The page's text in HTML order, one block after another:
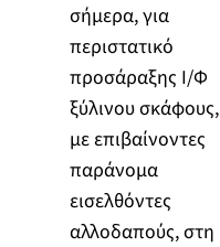
σήμερα, για
περιστατικό
προσάραξης Ι/Φ
ξύλινου σκάφους,
με επιβαίνοντες
παράνομα
εισελθόντες
αλλοδαπούς, στη